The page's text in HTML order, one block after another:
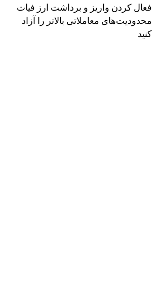
فعال کردن واریز و برداشت ارز فیات
محدودیت‌های معاملاتی بالاتر را آزاد
کنید